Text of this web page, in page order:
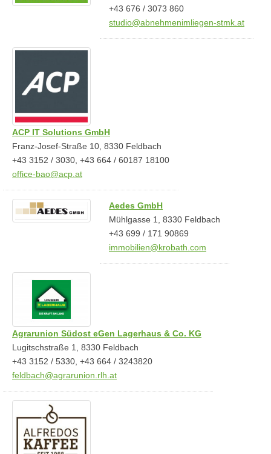
+43 676 / 3073 860
studio@abnehmenimliegen-stmk.at
ACP IT Solutions GmbH
Franz-Josef-Straße 10, 8330 Feldbach
+43 3152 / 3030, +43 664 / 60187 18100
office-bao@acp.at
Aedes GmbH
Mühlgasse 1, 8330 Feldbach
+43 699 / 171 90869
immobilien@krobath.com
Agrarunion Südost eGen Lagerhaus & Co. KG
Lugitschstraße 1, 8330 Feldbach
+43 3152 / 5330, +43 664 / 3243820
feldbach@agrarunion.rlh.at